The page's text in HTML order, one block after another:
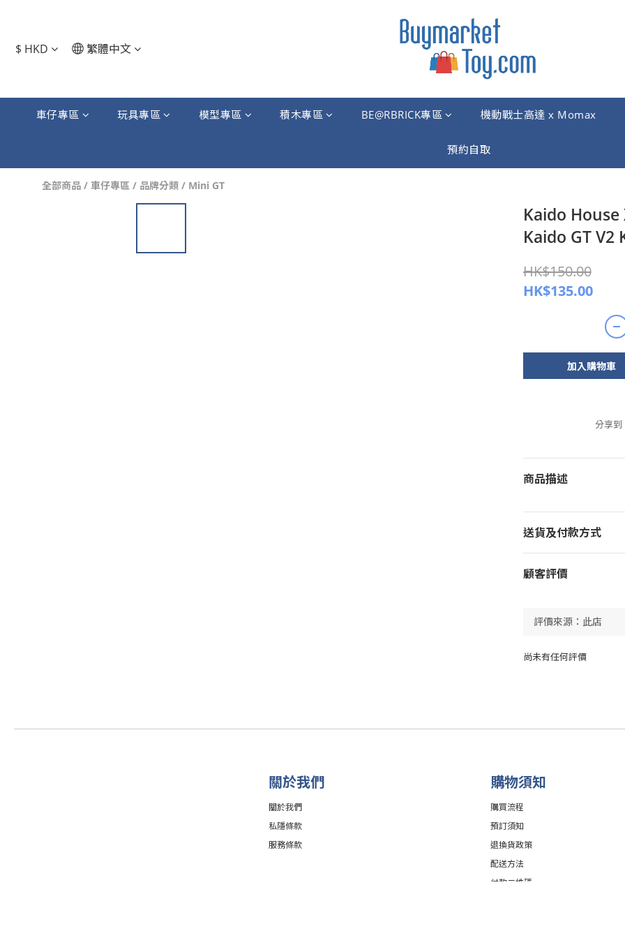
$ HKD 繁體中文
車仔專區 玩具專區 模型專區 積木專區 BE@RBRICK專區 機動戰士高達 x Momax
預約自取
全部商品 / 車仔專區 / 品牌分類 / Mini GT
Kaido House
Kaido GT V2
HK$150.00
HK$135.00
加入購物車
分享到
商品描述
送貨及付款方式
顧客評價
尚未有任何評價
關於我們
關於我們
私隱條款
服務條款
購物須知
購買流程
預訂須知
退換貨政策
配送方法
付款二維碼